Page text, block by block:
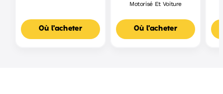
Où l'acheter
Motorisé Et Voiture
Où l'acheter